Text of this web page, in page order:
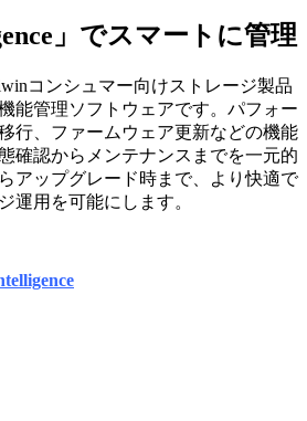
」でスマートに管理
コンシュマー向けストレージ製品
能管理ソフトウェアです。パフォー
行、ファームウェア更新などの機能
確認からメンテナンスまでを一元的
アップグレード時まで、より快適で
運用を可能にします。